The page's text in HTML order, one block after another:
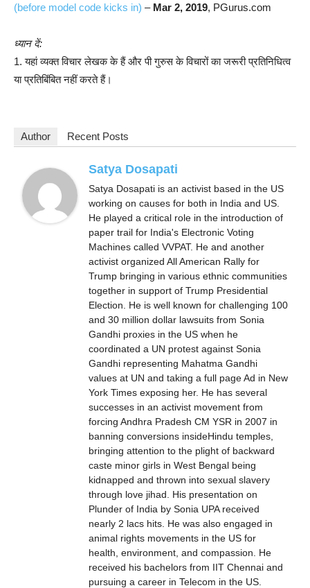
(before model code kicks in) – Mar 2, 2019, PGurus.com
ध्यान दें:
1. यहां व्यक्त विचार लेखक के हैं और पी गुरुस के विचारों का जरूरी प्रतिनिधित्व
या प्रतिबिंबित नहीं करते हैं।
Author Recent Posts
Satya Dosapati
Satya Dosapati is an activist based in the US
working on causes for both in India and US.
He played a critical role in the introduction of
paper trail for India's Electronic Voting
Machines called VVPAT. He and another
activist organized All American Rally for
Trump bringing in various ethnic communities
together in support of Trump Presidential
Election. He is well known for challenging 100
and 30 million dollar lawsuits from Sonia
Gandhi proxies in the US when he
coordinated a UN protest against Sonia
Gandhi representing Mahatma Gandhi
values at UN and taking a full page Ad in New
York Times exposing her. He has several
successes in an activist movement from
forcing Andhra Pradesh CM YSR in 2007 in
banning conversions insideHindu temples,
bringing attention to the plight of backward
caste minor girls in West Bengal being
kidnapped and thrown into sexual slavery
through love jihad. His presentation on
Plunder of India by Sonia UPA received
nearly 2 lacs hits. He was also engaged in
animal rights movements in the US for
health, environment, and compassion. He
received his bachelors from IIT Chennai and
pursuing a career in Telecom in the US.